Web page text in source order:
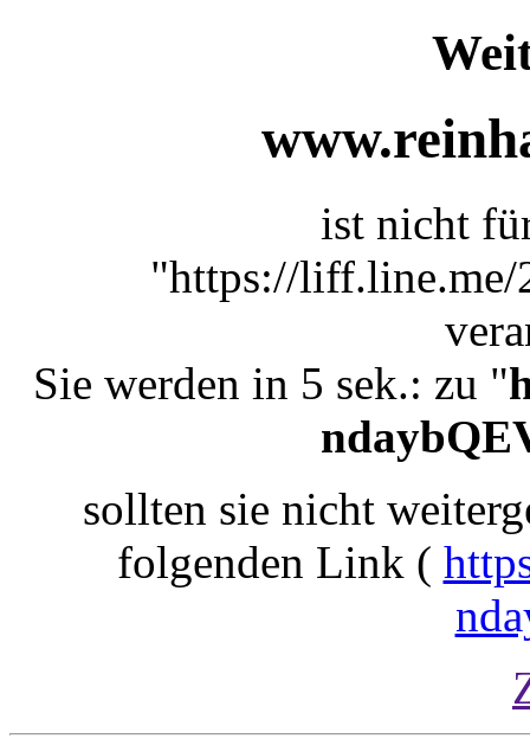
ist nicht
"https://liff.line.me/
Sie werden in 5 sek.: zu "
sollten sie nicht
folgenden Link (